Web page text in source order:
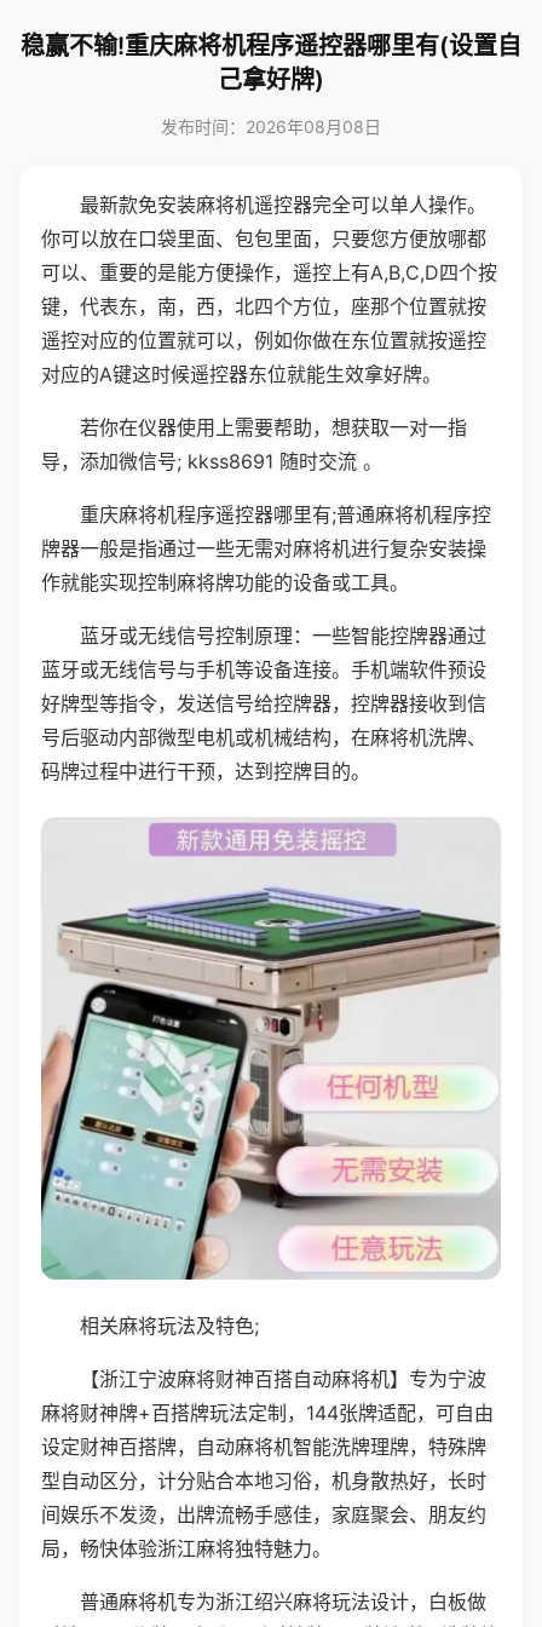
稳赢不输!重庆麻将机程序遥控器哪里有(设置自
己拿好牌)
发布时间：2026年08月08日
最新款免安装麻将机遥控器完全可以单人操作。
你可以放在口袋里面、包包里面，只要您方便放哪都
可以、重要的是能方便操作，遥控上有A,B,C,D四个按
键，代表东，南，西，北四个方位，座那个位置就按
遥控对应的位置就可以，例如你做在东位置就按遥控
对应的A键这时候遥控器东位就能生效拿好牌。
若你在仪器使用上需要帮助，想获取一对一指
导，添加微信号; kkss8691 随时交流 。
重庆麻将机程序遥控器哪里有;普通麻将机程序控
牌器一般是指通过一些无需对麻将机进行复杂安装操
作就能实现控制麻将牌功能的设备或工具。
蓝牙或无线信号控制原理：一些智能控牌器通过
蓝牙或无线信号与手机等设备连接。手机端软件预设
好牌型等指令，发送信号给控牌器，控牌器接收到信
号后驱动内部微型电机或机械结构，在麻将机洗牌、
码牌过程中进行干预，达到控牌目的。
相关麻将玩法及特色;
【浙江宁波麻将财神百搭自动麻将机】专为宁波
麻将财神牌+百搭牌玩法定制，144张牌适配，可自由
设定财神百搭牌，自动麻将机智能洗牌理牌，特殊牌
型自动区分，计分贴合本地习俗，机身散热好，长时
间娱乐不发烫，出牌流畅手感佳，家庭聚会、朋友约
局，畅快体验浙江麻将独特魅力。
普通麻将机专为浙江绍兴麻将玩法设计，白板做